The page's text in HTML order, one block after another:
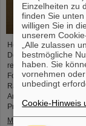
Herzlichen
Doktorarbeit am
renommierten
Forschungsinstitut für
Rahmen des CBM-
Arbeitsgruppe
Professor Hans Rudolf
Mehr »
Einzelheiten zu
finden Sie
willigen Sie in
unserem
„Alle zulassen
bestmögliche
haben. Sie
vornehmen
unbedingt
Cookie-Hinweis